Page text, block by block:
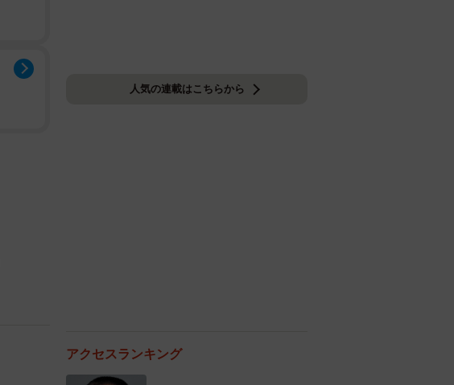
人気の連載はこちらから
アクセスランキング